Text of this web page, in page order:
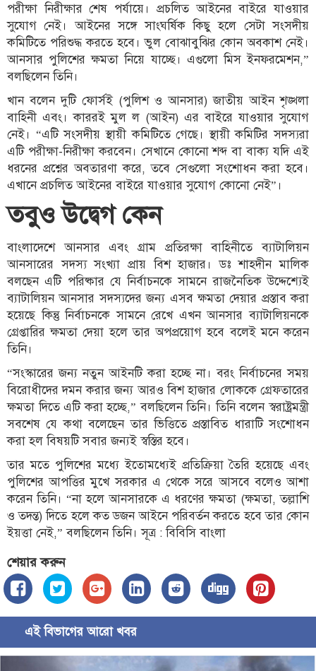
পরীক্ষা নিরীক্ষার শেষ পর্যায়ে। প্রচলিত আইনের বাইরে যাওয়ার
সুযোগ নেই। আইনের সঙ্গে সাংঘর্ষিক কিছু হলে সেটা সংসদীয়
কমিটিতে পরিশুদ্ধ করতে হবে। ভুল বোঝাবুঝির কোন অবকাশ নেই।
আনসার পুলিশের ক্ষমতা নিয়ে যাচ্ছে। এগুলো মিস ইনফরমেশন,”
বলছিলেন তিনি।
খান বলেন দুটি ফোর্সই (পুলিশ ও আনসার) জাতীয় আইন শৃঙ্খলা
বাহিনী এবং। কাররই মুল ল (আইন) এর বাইরে যাওয়ার সুযোগ
নেই। “এটি সংসদীয় স্থায়ী কমিটিতে গেছে। স্থায়ী কমিটির সদস্যরা
এটি পরীক্ষা-নিরীক্ষা করবেন। সেখানে কোনো শব্দ বা বাক্য যদি এই
ধরনের প্রশ্নের অবতারণা করে, তবে সেগুলো সংশোধন করা হবে।
এখানে প্রচলিত আইনের বাইরে যাওয়ার সুযোগ কোনো নেই”।
তবুও উদ্বেগ কেন
বাংলাদেশে আনসার এবং গ্রাম প্রতিরক্ষা বাহিনীতে ব্যাটালিয়ন
আনসারের সদস্য সংখ্যা প্রায় বিশ হাজার। ডঃ শাহদীন মালিক
বলছেন এটি পরিষ্কার যে নির্বাচনকে সামনে রাজনৈতিক উদ্দেশ্যেই
ব্যাটালিয়ন আনসার সদস্যদের জন্য এসব ক্ষমতা দেয়ার প্রস্তাব করা
হয়েছে কিন্তু নির্বাচনকে সামনে রেখে এখন আনসার ব্যাটালিয়নকে
গ্রেপ্তারির ক্ষমতা দেয়া হলে তার অপপ্রয়োগ হবে বলেই মনে করেন
তিনি।
“সংস্কারের জন্য নতুন আইনটি করা হচ্ছে না। বরং নির্বাচনের সময়
বিরোধীদের দমন করার জন্য আরও বিশ হাজার লোককে গ্রেফতারের
ক্ষমতা দিতে এটি করা হচ্ছে,” বলছিলেন তিনি। তিনি বলেন স্বরাষ্ট্রমন্ত্রী
সবশেষ যে কথা বলেছেন তার ভিত্তিতে প্রস্তাবিত ধারাটি সংশোধন
করা হল বিষয়টি সবার জন্যই স্বস্তির হবে।
তার মতে পুলিশের মধ্যে ইতোমধ্যেই প্রতিক্রিয়া তৈরি হয়েছে এবং
পুলিশের আপত্তির মুখে সরকার এ থেকে সরে আসবে বলেও আশা
করেন তিনি। “না হলে আনসারকে এ ধরণের ক্ষমতা (ক্ষমতা, তল্লাশি
ও তদন্ত) দিতে হলে কত ডজন আইনে পরিবর্তন করতে হবে তার কোন
ইয়ত্তা নেই,” বলছিলেন তিনি। সূত্র : বিবিসি বাংলা
শেয়ার করুন
এই বিভাগের আরো খবর